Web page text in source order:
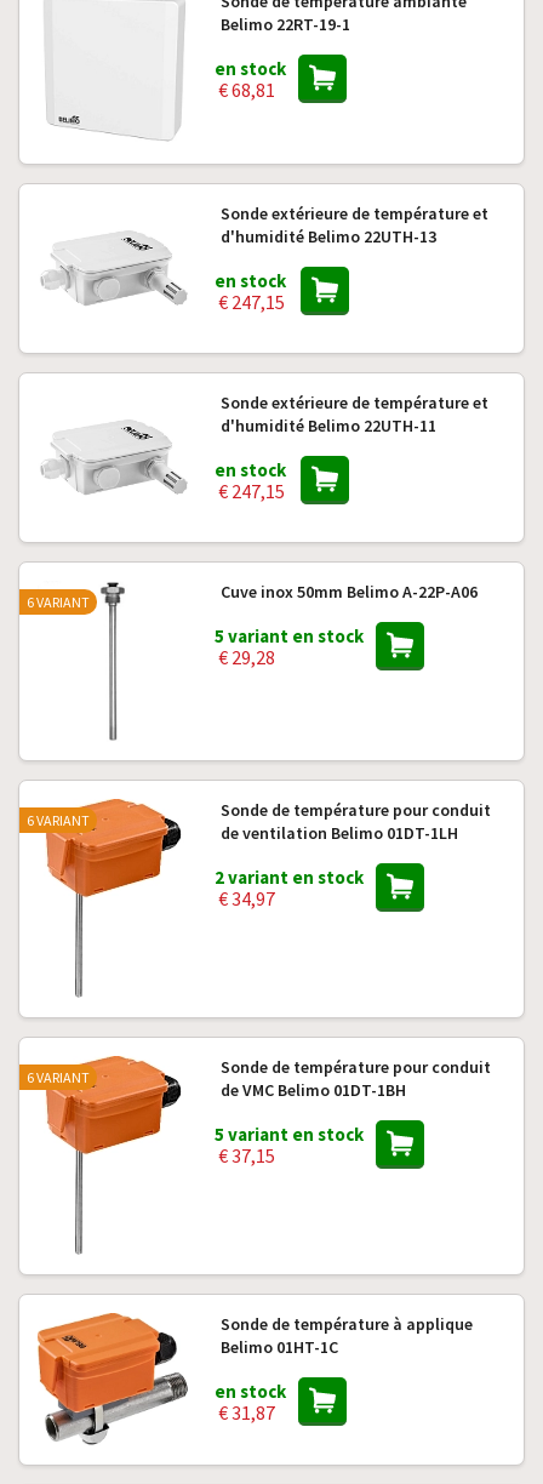
Belimo 22RT-19-1
en stock
€ 68,81
Sonde extérieure de température et
d'humidité Belimo 22UTH-13
en stock
€ 247,15
Sonde extérieure de température et
d'humidité Belimo 22UTH-11
en stock
€ 247,15
Cuve inox 50mm Belimo A-22P-A06
5 variant en stock
€ 29,28
6 VARIANT
Sonde de température pour conduit
de ventilation Belimo 01DT-1LH
2 variant en stock
€ 34,97
6 VARIANT
Sonde de température pour conduit
de VMC Belimo 01DT-1BH
5 variant en stock
€ 37,15
6 VARIANT
Sonde de température à applique
Belimo 01HT-1C
en stock
€ 31,87